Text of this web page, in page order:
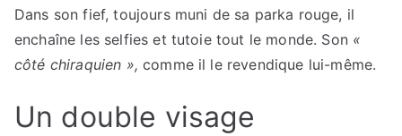
Dans son fief, toujours muni de sa parka rouge, il
enchaîne les selfies et tutoie tout le monde. Son«
côté chiraquien », comme il le revendique lui-même.
Un double visage